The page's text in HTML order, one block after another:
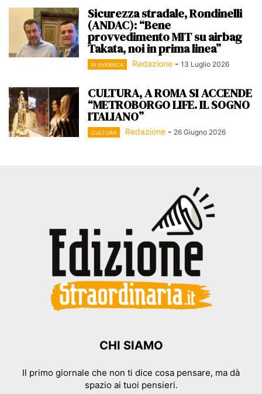
Sicurezza stradale, Rondinelli
(ANDAC): “Bene
provvedimento MIT su airbag
Takata, noi in prima linea”
IN EVIDENZA Redazione - 13 Luglio 2026
CULTURA, A ROMA SI ACCENDE
“METROBORGO LIFE. IL SOGNO
ITALIANO”
CULTURA Redazione - 26 Giugno 2026
CHI SIAMO
Il primo giornale che non ti dice cosa pensare, ma dà
spazio ai tuoi pensieri.